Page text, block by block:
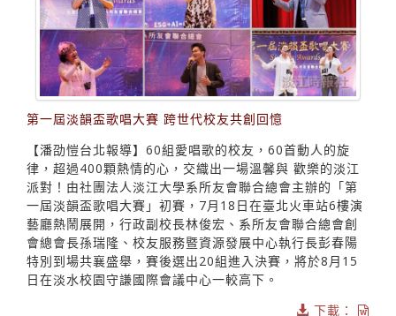
第一屆淡韻盃歌唱大賽 跨世代校友共創回憶
【潘劭愷台北報導】60組愛唱歌的校友，60首動人的旋
律，超過400顆熱情的心，交織出一場溫馨與 歡樂的淡江
派對！由社團法人淡江大學系所友會聯合總會主辦的「第
一屆淡韻盃歌唱大賽」初賽，7月18日在臺北火車站6樓演
藝廳熱鬧展開，行政副校長林俊宏、系所友會聯合總會創
會總會長孫瑞隆、校友服務暨資源發展中心執行長彭春陽
特別到場共襄盛舉，賽後選出20組進入決賽，將於8月15
日在淡水校園守謙國際會議中心一較高下。
下載：